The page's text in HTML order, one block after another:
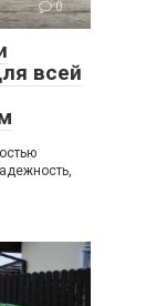
0
всей